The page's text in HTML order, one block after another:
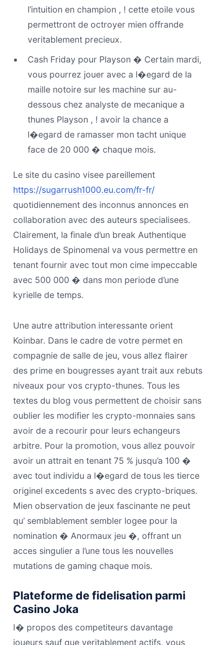
l’intuition en champion , ! cette etoile vous
permettront de octroyer mien offrande
veritablement precieux.
Cash Friday pour Playson � Certain mardi,
vous pourrez jouer avec a l�egard de la
maille notoire sur les machine sur au-
dessous chez analyste de mecanique a
thunes Playson , ! avoir la chance a
l�egard de ramasser mon tacht unique
face de 20 000 � chaque mois.
Le site du casino visee pareillement
https://sugarrush1000.eu.com/fr-fr/
quotidiennement des inconnus annonces en
collaboration avec des auteurs specialisees.
Clairement, la finale d’un break Authentique
Holidays de Spinomenal va vous permettre en
tenant fournir avec tout mon cime impeccable
avec 500 000 � dans mon periode d’une
kyrielle de temps.
Une autre attribution interessante orient
Koinbar. Dans le cadre de votre permet en
compagnie de salle de jeu, vous allez flairer
des prime en bougresses ayant trait aux rebuts
niveaux pour vos crypto-thunes. Tous les
textes du blog vous permettent de choisir sans
oublier les modifier les crypto-monnaies sans
avoir de a recourir pour leurs echangeurs
arbitre. Pour la promotion, vous allez pouvoir
avoir un attrait en tenant 75 % jusqu’a 100 �
avec tout individu a l�egard de tous les tierce
originel excedents s avec des crypto-briques.
Mien observation de jeux fascinante ne peut
qu’ semblablement sembler logee pour la
nomination � Anormaux jeu �, offrant un
acces singulier a l’une tous les nouvelles
mutations de gaming chaque mois.
Plateforme de fidelisation parmi
Casino Joka
I� propos des competiteurs davantage
joueurs sauf que veritablement actifs, vous